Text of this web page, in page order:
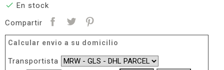
 En stock
Compartir
Calcular envio a su domicilio
Transportista